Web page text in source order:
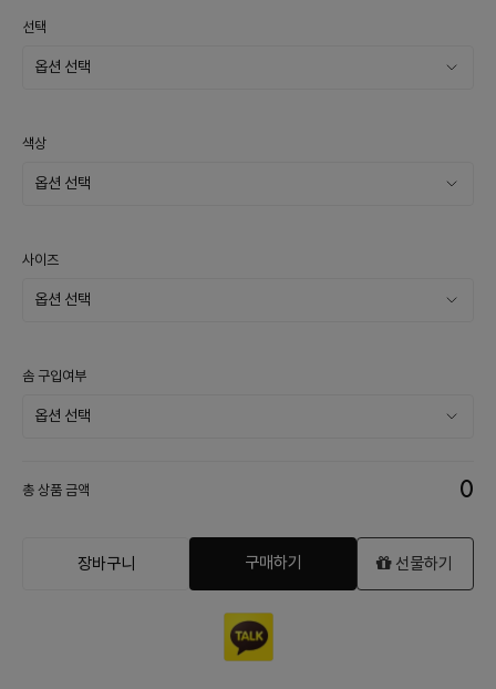
선택
색상
사이즈
솜 구입여부
총 상품 금액 0
장바구니 구매하기 선물하기